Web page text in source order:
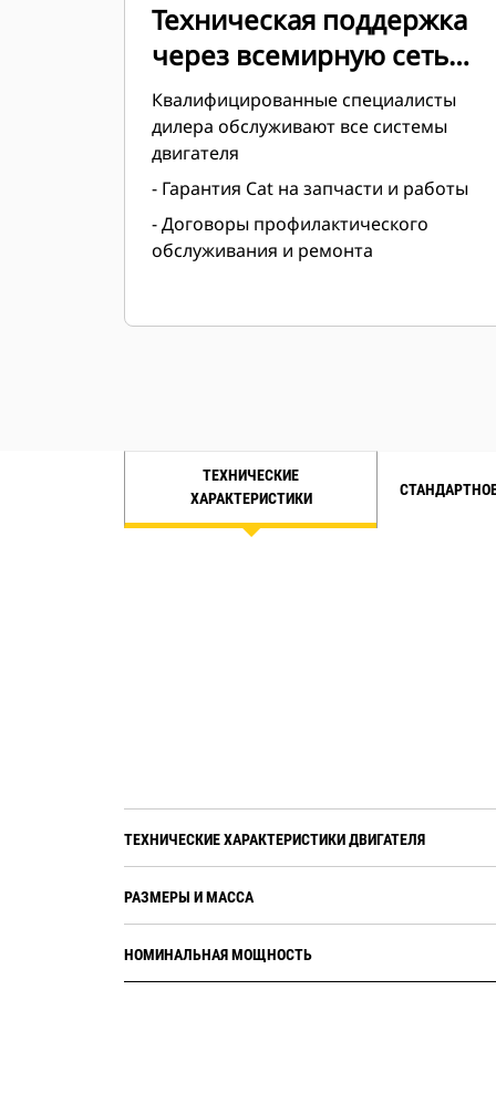
Техническая поддержка
через всемирную сеть
дилеров
Квалифицированные специалисты
дилера обслуживают все системы
двигателя
- Гарантия Cat на запчасти и работы
- Договоры профилактического
обслуживания и ремонта
ТЕХНИЧЕСКИЕ
ХАРАКТЕРИСТИКИ
ТЕХНИЧЕСКИЕ ХАРАКТЕРИСТИКИ ДВИГАТЕЛЯ
РАЗМЕРЫ И МАССА
НОМИНАЛЬНАЯ МОЩНОСТЬ